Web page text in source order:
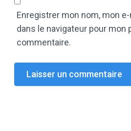
Enregistrer mon nom, mon
dans le navigateur pour mon
commentaire.